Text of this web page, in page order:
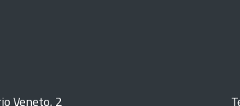
Veneto, 2